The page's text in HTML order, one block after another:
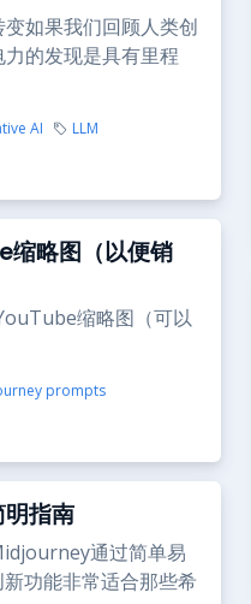
如果我们回顾人类创
的发现是具有里程
AI
LLM
略图（以便销
缩略图（可以
prompts
指南
通过简单易
功能非常适合那些希